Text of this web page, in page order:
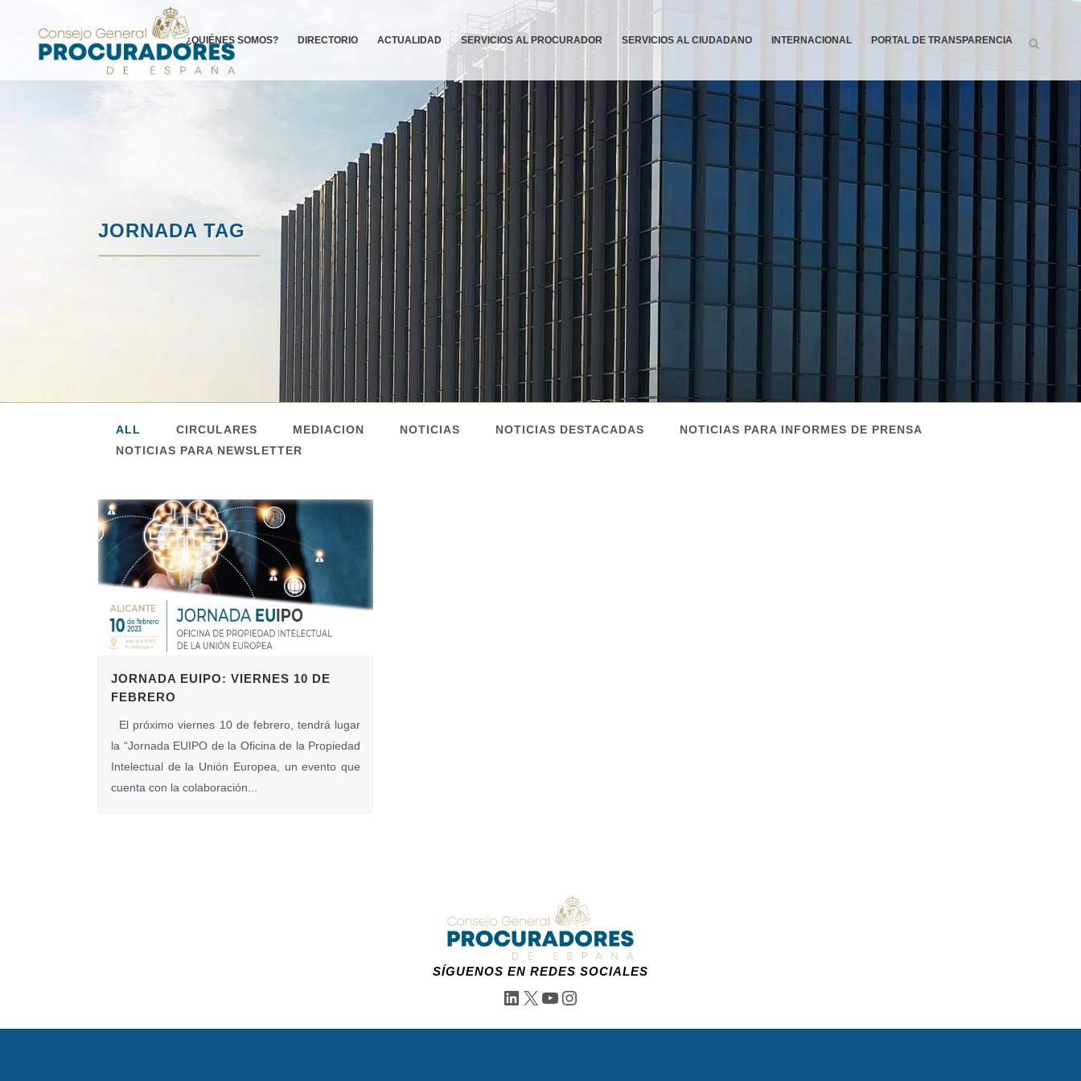
¿QUIÉNES SOMOS? DIRECTORIO ACTUALIDAD SERVICIOS AL PROCURADOR SERVICIOS AL CIUDADANO INTERNACIONAL PORTAL DE TRANSPARENCIA
JORNADA TAG
ALL CIRCULARES MEDIACION NOTICIAS NOTICIAS DESTACADAS
NOTICIAS PARA INFORMES DE PRENSA
NOTICIAS PARA NEWSLETTER
JORNADA EUIPO: VIERNES 10 DE
FEBRERO
‌ El próximo viernes 10 de febrero, tendrá lugar
la “Jornada EUIPO de la Oficina de la Propiedad
Intelectual de la Unión Europea, un evento que
cuenta con la colaboración...
SÍGUENOS EN REDES SOCIALES
LinkedIn
X YouTube
Instagram